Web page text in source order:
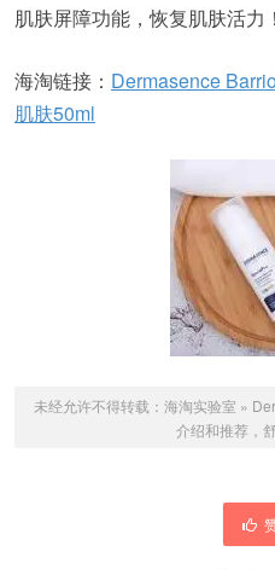
肌肤屏障功能，恢复肌肤活力！
海淘链接： Dermasence
肌肤50ml
未经允许不得转载： 海淘实验室 »
介绍和推荐，